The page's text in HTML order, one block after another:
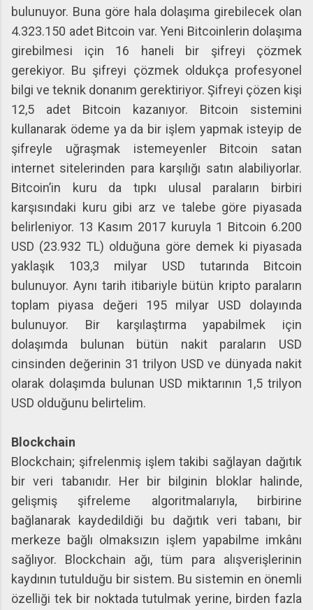
bulunuyor. Buna göre hala dolaşıma girebilecek olan
4.323.150 adet Bitcoin var. Yeni Bitcoinlerin dolaşıma
girebilmesi için 16 haneli bir şifreyi çözmek
gerekiyor. Bu şifreyi çözmek oldukça profesyonel
bilgi ve teknik donanım gerektiriyor. Şifreyi çözen kişi
12,5 adet Bitcoin kazanıyor. Bitcoin sistemini
kullanarak ödeme ya da bir işlem yapmak isteyip de
şifreyle uğraşmak istemeyenler Bitcoin satan
internet sitelerinden para karşılığı satın alabiliyorlar.
Bitcoin’in kuru da tıpkı ulusal paraların birbiri
karşısındaki kuru gibi arz ve talebe göre piyasada
belirleniyor. 13 Kasım 2017 kuruyla 1 Bitcoin 6.200
USD (23.932 TL) olduğuna göre demek ki piyasada
yaklaşık 103,3 milyar USD tutarında Bitcoin
bulunuyor. Aynı tarih itibariyle bütün kripto paraların
toplam piyasa değeri 195 milyar USD dolayında
bulunuyor. Bir karşılaştırma yapabilmek için
dolaşımda bulunan bütün nakit paraların USD
cinsinden değerinin 31 trilyon USD ve dünyada nakit
olarak dolaşımda bulunan USD miktarının 1,5 trilyon
USD olduğunu belirtelim.
Blockchain
Blockchain; şifrelenmiş işlem takibi sağlayan dağıtık
bir veri tabanıdır. Her bir bilginin bloklar halinde,
gelişmiş şifreleme algoritmalarıyla, birbirine
bağlanarak kaydedildiği bu dağıtık veri tabanı, bir
merkeze bağlı olmaksızın işlem yapabilme imkânı
sağlıyor. Blockchain ağı, tüm para alışverişlerinin
kaydının tutulduğu bir sistem. Bu sistemin en önemli
özelliği tek bir noktada tutulmak yerine, birden fazla